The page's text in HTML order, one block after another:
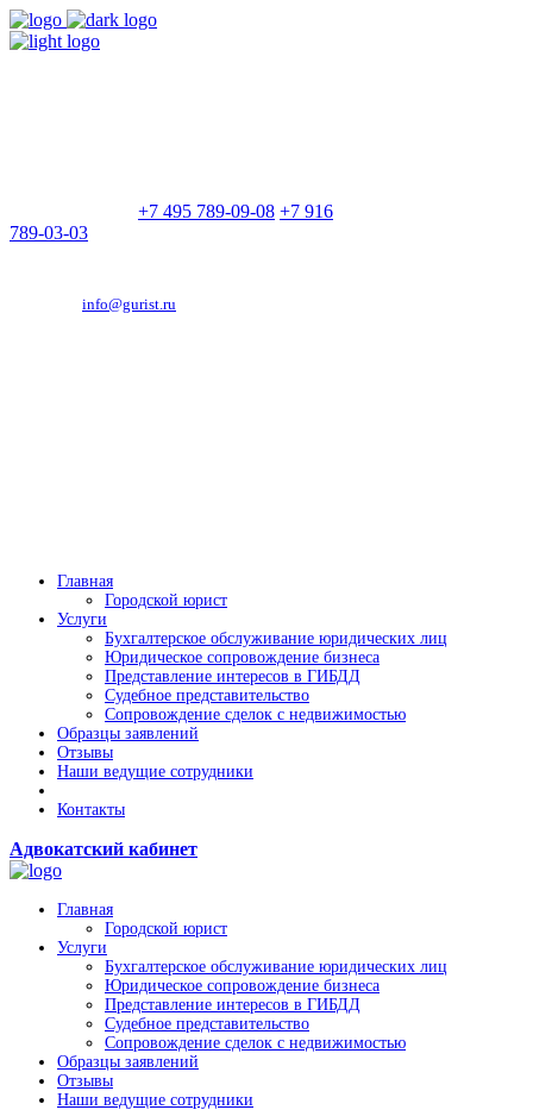
+7 495 789-09-08 +7 916
789-03-03
info@gurist.ru
Главная
Городской юрист
Услуги
Бухгалтерское обслуживание юридических лиц
Юридическое сопровождение бизнеса
Представление интересов в ГИБДД
Судебное представительство
Сопровождение сделок с недвижимостью
Образцы заявлений
Отзывы
Наши ведущие сотрудники
Контакты
Адвокатский кабинет
Главная
Городской юрист
Услуги
Бухгалтерское обслуживание юридических лиц
Юридическое сопровождение бизнеса
Представление интересов в ГИБДД
Судебное представительство
Сопровождение сделок с недвижимостью
Образцы заявлений
Отзывы
Наши ведущие сотрудники